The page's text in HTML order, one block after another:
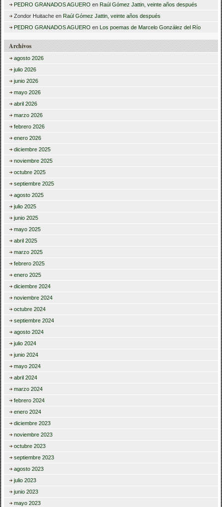
PEDRO GRANADOS AGUERO en Raúl Gómez Jattin, veinte años después
Zondor Huitache en Raúl Gómez Jattin, veinte años después
PEDRO GRANADOS AGUERO en Los poemas de Marcelo González del Río
Archivos
agosto 2026
julio 2026
junio 2026
mayo 2026
abril 2026
marzo 2026
febrero 2026
enero 2026
diciembre 2025
noviembre 2025
octubre 2025
septiembre 2025
agosto 2025
julio 2025
junio 2025
mayo 2025
abril 2025
marzo 2025
febrero 2025
enero 2025
diciembre 2024
noviembre 2024
octubre 2024
septiembre 2024
agosto 2024
julio 2024
junio 2024
mayo 2024
abril 2024
marzo 2024
febrero 2024
enero 2024
diciembre 2023
noviembre 2023
octubre 2023
septiembre 2023
agosto 2023
julio 2023
junio 2023
mayo 2023